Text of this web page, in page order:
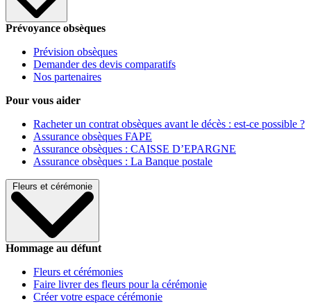
Prévoyance obsèques
Prévision obsèques
Demander des devis comparatifs
Nos partenaires
Pour vous aider
Racheter un contrat obsèques avant le décès : est-ce possible ?
Assurance obsèques FAPE
Assurance obsèques : CAISSE D’EPARGNE
Assurance obsèques : La Banque postale
Fleurs et cérémonie
Hommage au défunt
Fleurs et cérémonies
Faire livrer des fleurs pour la cérémonie
Créer votre espace cérémonie